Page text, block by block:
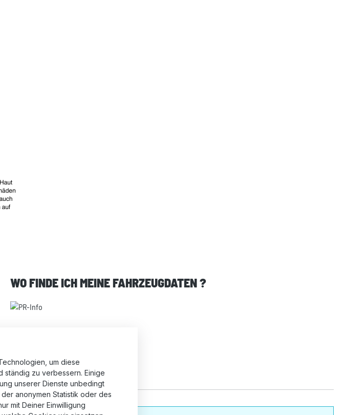
WO FINDE ICH MEINE FAHRZEUGDATEN ?
Sprache anzeigen.
um diese
ständig zu verbessern. Einige
unserer Dienste unbedingt
anonymen Statistik oder des
mit Deiner Einwilligung